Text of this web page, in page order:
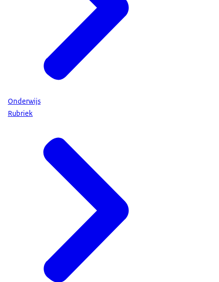
Onderwijs
Rubriek